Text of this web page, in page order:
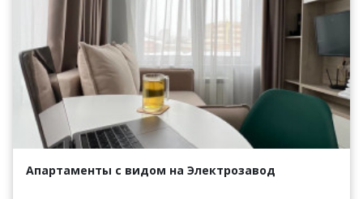
Апартаменты с видом на Электрозавод